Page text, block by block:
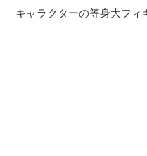
キャラクターの等身大フィ